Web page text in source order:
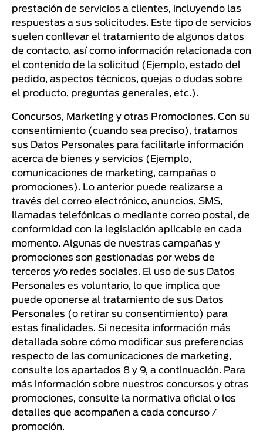
prestación de servicios a clientes, incluyendo las
respuestas a sus solicitudes. Este tipo de servicios
suelen conllevar el tratamiento de algunos datos
de contacto, así como información relacionada con
el contenido de la solicitud (Ejemplo, estado del
pedido, aspectos técnicos, quejas o dudas sobre
el producto, preguntas generales, etc.).
Concursos, Marketing y otras Promociones. Con su
consentimiento (cuando sea preciso), tratamos
sus Datos Personales para facilitarle información
acerca de bienes y servicios (Ejemplo,
comunicaciones de marketing, campañas o
promociones). Lo anterior puede realizarse a
través del correo electrónico, anuncios, SMS,
llamadas telefónicas o mediante correo postal, de
conformidad con la legislación aplicable en cada
momento. Algunas de nuestras campañas y
promociones son gestionadas por webs de
terceros y/o redes sociales. El uso de sus Datos
Personales es voluntario, lo que implica que
puede oponerse al tratamiento de sus Datos
Personales (o retirar su consentimiento) para
estas finalidades. Si necesita información más
detallada sobre cómo modificar sus preferencias
respecto de las comunicaciones de marketing,
consulte los apartados 8 y 9, a continuación. Para
más información sobre nuestros concursos y otras
promociones, consulte la normativa oficial o los
detalles que acompañen a cada concurso /
promoción.